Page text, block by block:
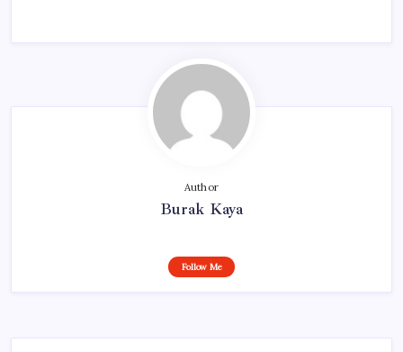
Author
Burak Kaya
Follow Me